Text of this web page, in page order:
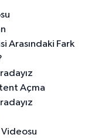
Arasındaki Fark
Açma